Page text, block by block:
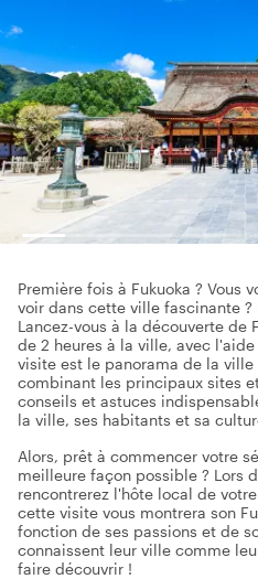
Première fois à Fukuoka ? Vous
voir dans cette ville fascinante ?
Lancez-vous à la découverte de
de 2 heures à la ville, avec
visite est le panorama de la ville
combinant les principaux sites
conseils et astuces
la ville, ses habitants et sa
Alors, prêt à commencer votre
meilleure façon possible ? Lors
rencontrerez l'hôte local de
cette visite vous montrera son
fonction de ses passions et de
connaissent leur ville comme
faire découvrir !